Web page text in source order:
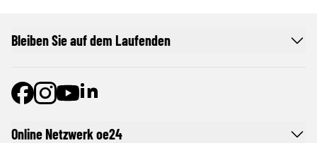
Online Netzwerk oe24
Bleiben Sie auf dem Laufenden